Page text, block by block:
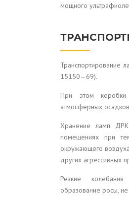
мощного
Транспортирование
15150—69).
При этом
атмосферных
Хранение ламп
помещениях при
окружающего
других агрессивных
Резкие
образование росы,